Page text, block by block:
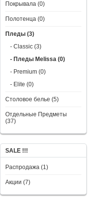
Покрывала (0)
Полотенца (0)
Пледы (3)
- Classic (3)
- Пледы Melissa (0)
- Premium (0)
- Elite (0)
Столовое белье (5)
Отдельные Предметы
(37)
SALE !!!
Распродажа (1)
Акции (7)